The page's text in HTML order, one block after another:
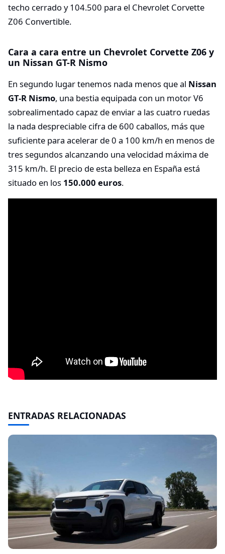
techo cerrado y 104.500 para el Chevrolet Corvette
Z06 Convertible.
Cara a cara entre un Chevrolet Corvette Z06 y
un Nissan GT-R Nismo
En segundo lugar tenemos nada menos que al Nissan
GT-R Nismo, una bestia equipada con un motor V6
sobrealimentado capaz de enviar a las cuatro ruedas
la nada despreciable cifra de 600 caballos, más que
suficiente para acelerar de 0 a 100 km/h en menos de
tres segundos alcanzando una velocidad máxima de
315 km/h. El precio de esta belleza en España está
situado en los 150.000 euros.
ENTRADAS RELACIONADAS